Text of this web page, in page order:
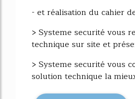
- et réalisation du cahier
> Systeme securité vous
technique sur site et
> Systeme securité vous
solution technique la